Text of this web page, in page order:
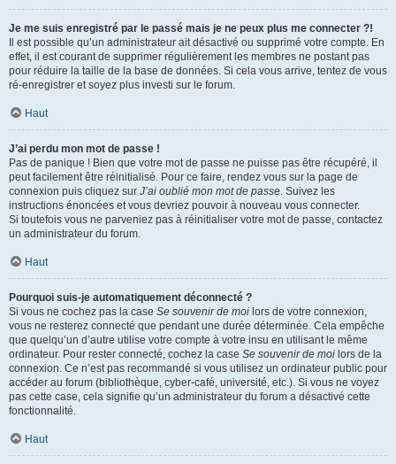
Je me suis enregistré par le passé mais je ne peux plus me connecter ?!
Il est possible qu’un administrateur ait désactivé ou supprimé votre compte. En
effet, il est courant de supprimer régulièrement les membres ne postant pas
pour réduire la taille de la base de données. Si cela vous arrive, tentez de vous
ré-enregistrer et soyez plus investi sur le forum.
Haut
J’ai perdu mon mot de passe !
Pas de panique ! Bien que votre mot de passe ne puisse pas être récupéré, il
peut facilement être réinitialisé. Pour ce faire, rendez vous sur la page de
connexion puis cliquez sur J’ai oublié mon mot de passe. Suivez les
instructions énoncées et vous devriez pouvoir à nouveau vous connecter.
Si toutefois vous ne parveniez pas à réinitialiser votre mot de passe, contactez
un administrateur du forum.
Haut
Pourquoi suis-je automatiquement déconnecté ?
Si vous ne cochez pas la case Se souvenir de moi lors de votre connexion,
vous ne resterez connecté que pendant une durée déterminée. Cela empêche
que quelqu’un d’autre utilise votre compte à votre insu en utilisant le même
ordinateur. Pour rester connecté, cochez la case Se souvenir de moi lors de la
connexion. Ce n’est pas recommandé si vous utilisez un ordinateur public pour
accéder au forum (bibliothèque, cyber-café, université, etc.). Si vous ne voyez
pas cette case, cela signifie qu’un administrateur du forum a désactivé cette
fonctionnalité.
Haut